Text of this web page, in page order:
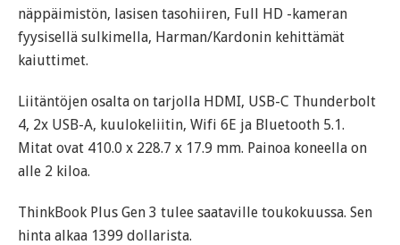
näppäimistön, lasisen tasohiiren, Full HD -kameran
fyysisellä sulkimella, Harman/Kardonin kehittämät
kaiuttimet.
Liitäntöjen osalta on tarjolla HDMI, USB-C Thunderbolt
4, 2x USB-A, kuulokeliitin, Wifi 6E ja Bluetooth 5.1.
Mitat ovat 410.0 x 228.7 x 17.9 mm. Painoa koneella on
alle 2 kiloa.
ThinkBook Plus Gen 3 tulee saataville toukokuussa. Sen
hinta alkaa 1399 dollarista.